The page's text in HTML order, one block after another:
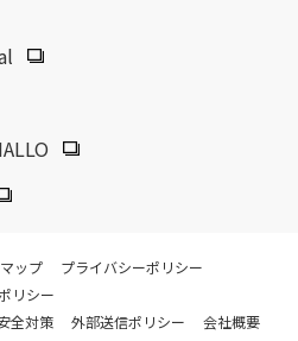
ップ
プライバシーポリシー
リシー
全対策
外部送信ポリシー
会社概要